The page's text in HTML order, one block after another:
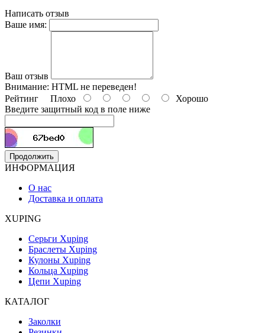
Написать отзыв
Ваше имя:
Ваш отзыв
Внимание: HTML не переведен!
Рейтинг Плохо
Хорошо
Введите защитный код в поле ниже
Продолжить
ИНФОРМАЦИЯ
О нас
Доставка и оплата
XUPING
Серьги Xuping
Браслеты Xuping
Кулоны Xuping
Кольца Xuping
Цепи Xuping
КАТАЛОГ
Заколки